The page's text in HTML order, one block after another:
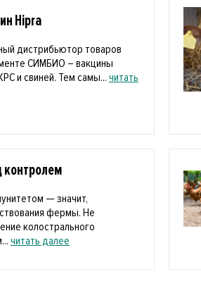
Hipra
дистрибьютор товаров
СИМБИО – вакцины
и свиней. Тем самы... читать
контролем
— значит,
фермы. Не
колострального
читать далее